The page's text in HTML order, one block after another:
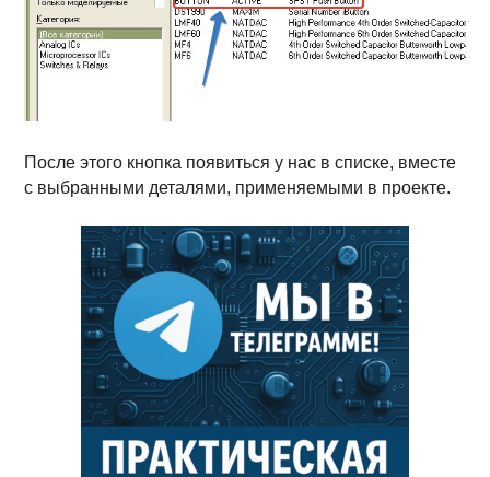
После этого кнопка появиться у нас в списке, вместе
с выбранными деталями, применяемыми в проекте.